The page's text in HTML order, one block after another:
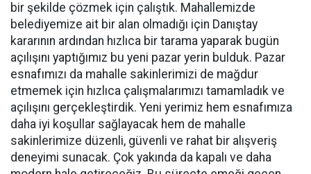
bir şekilde çözmek için çalıştık. Mahallemizde
belediyemize ait bir alan olmadığı için Danıştay
kararının ardından hızlıca bir tarama yaparak bugün
açılışını yaptığımız bu yeni pazar yerin bulduk. Pazar
esnafımızı da mahalle sakinlerimizi de mağdur
etmemek için hızlıca çalışmalarımızı tamamladık ve
açılışını gerçekleştirdik. Yeni yerimiz hem esnafımıza
daha iyi koşullar sağlayacak hem de mahalle
sakinlerimize düzenli, güvenli ve rahat bir alışveriş
deneyimi sunacak. Çok yakında da kapalı ve daha